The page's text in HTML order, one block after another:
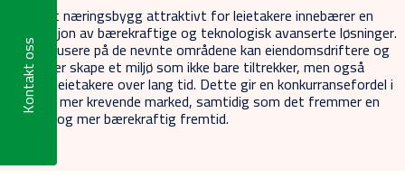
Å gjøre et næringsbygg attraktivt for leietakere innebærer en
kombinasjon av bærekraftige og teknologisk avanserte løsninger.
Ved å fokusere på de nevnte områdene kan eiendomsdriftere og
byggherrer skape et miljø som ikke bare tiltrekker, men også
beholder leietakere over lang tid. Dette gir en konkurransefordel i
et stadig mer krevende marked, samtidig som det fremmer en
grønnere og mer bærekraftig fremtid.
Kontakt oss